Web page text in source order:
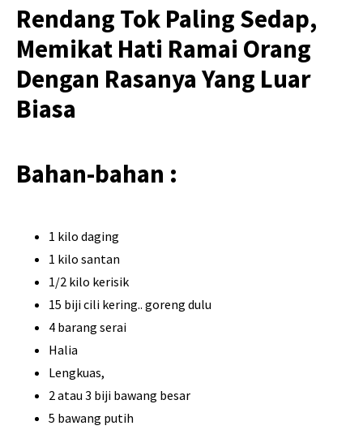
Rendang Tok Paling Sedap,
Memikat Hati Ramai Orang
Dengan Rasanya Yang Luar
Biasa
Bahan-bahan :
1 kilo daging
1 kilo santan
1/2 kilo kerisik
15 biji cili kering.. goreng dulu
4 barang serai
Halia
Lengkuas,
2 atau 3 biji bawang besar
5 bawang putih